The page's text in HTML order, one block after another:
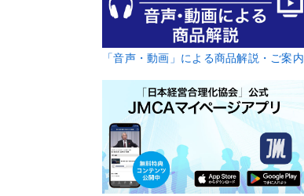
「音声・動画」による商品解説・ご案内